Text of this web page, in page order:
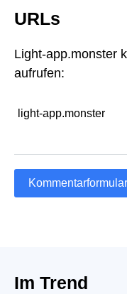
URLs
Light-app.monster
aufrufen:
light-app.monster
Im Trend